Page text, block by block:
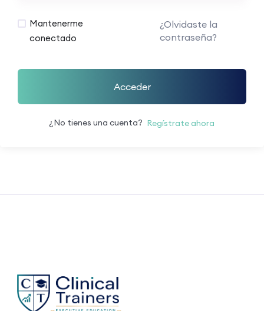
Mantenerme
conectado
¿Olvidaste la
contraseña?
Acceder
¿No tienes una cuenta? Regístrate ahora